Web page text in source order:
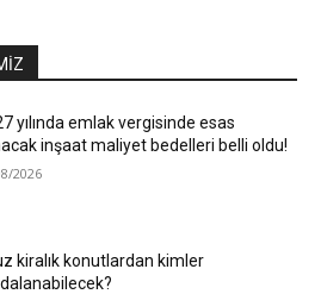
yılında emlak vergisinde esas
inşaat maliyet bedelleri belli oldu!
2026
kiralık konutlardan kimler